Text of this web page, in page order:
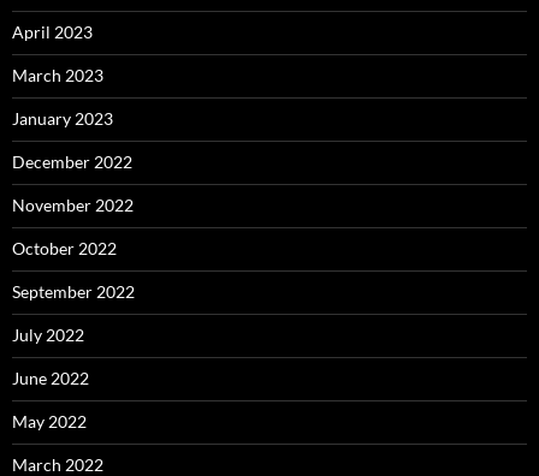
April 2023
March 2023
January 2023
December 2022
November 2022
October 2022
September 2022
July 2022
June 2022
May 2022
March 2022